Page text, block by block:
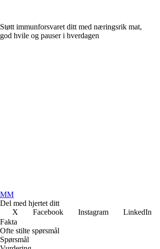
Støtt immunforsvaret ditt med næringsrik mat,
god hvile og pauser i hverdagen
MM
Del med hjertet ditt
X
Facebook Instagram LinkedIn
Fakta
Ofte stilte spørsmål
Spørsmål